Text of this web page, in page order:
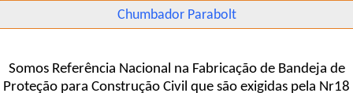
Chumbador Parabolt
Somos Referência Nacional na Fabricação de Bandeja de
Proteção para Construção Civil que são exigidas pela Nr18